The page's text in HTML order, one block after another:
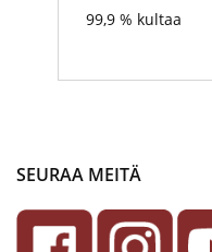
99,9 % kultaa
SEURAA MEITÄ